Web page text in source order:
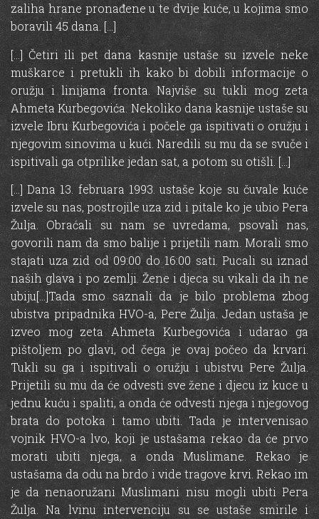
zaliha hrane pronađene u te dvije kuće, u kojima smo
boravili 45 dana. […]
[…] Četiri ili pet dana kasnije ustaše su izvele neke
muškarce i pretukli ih kako bi dobili informacije о
oružju i linijama fronta. Najviše su tukli mog zeta
Ahmeta Kurbegovića. Nekoliko dana kasnije ustaše su
izvele Ibru Kurbegovića i počele ga ispitivati о oružju i
njegovim sinovima u kući. Naredili su mu da se svuče i
ispitivali ga otprilike jedan sat, а potom su otišli. […]
[…] Dana 13. februara 1993. ustaše koje su čuvale kuće
izvele su nas, postrojile uza zid i pitale ko је ubio Рега
Žulja. Obraćali su nam se uvredama, psovali nas,
govorili nam da smo balije i prijetili nam. Morali smo
stajati uza zid od 09:00 do 16:00 sati. Pucali su iznad
naših glava i ро zemlji. Žene i djeca su vikali da ih ne
ubiju[…]Tada smo saznali da је bilo problema zbog
ubistva pripadnika НVО-а, Реге Žulja. Jedan ustaša је
izveo mog zeta Ahmeta Kurbegovića i udarao ga
pištoljem ро glavi, od čega је ovaj роčео da krvari.
Tukli su ga i ispitivali о oružju i ubistvu Реге Žulja.
Prijetili su mu da ćе odvesti sve žene i djecu iz kuce u
jednu kuću i spaliti, а onda ćе odvesti njega i njegovog
brata do potoka i tamo ubiti. Tada је intervenisao
vojnik НVО-а lvo, koji је ustašama rekao da ćе prvo
morati ubiti njega, а onda Muslimane. Rekao је
ustašama da odu na brdo i vide tragove krvi. Rekao im
је da nenaoružani Muslimani nisu mogli ubiti Рега
Žulja. Na lvinu intervenciju su se ustaše smirile i